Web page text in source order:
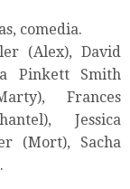
comedia.
(Alex), David
Pinkett Smith
Frances
Jessica
(Mort), Sacha